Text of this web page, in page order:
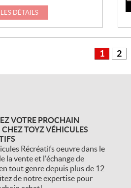
DÉTAILS
1 2
VOTRE PROCHAIN
TOYZ VÉHICULES
Récréatifs oeuvre dans le
la vente et l'échange de
tout genre depuis plus de 12
de notre expertise pour